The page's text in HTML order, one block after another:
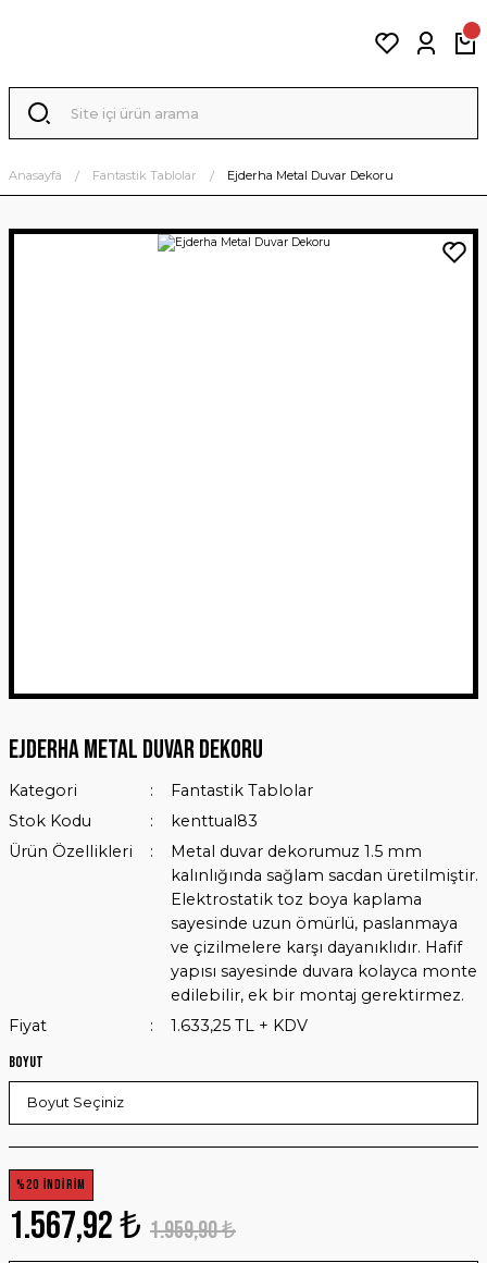
Anasayfa Fantastik Tablolar Ejderha Metal Duvar Dekoru
Ejderha Metal Duvar Dekoru
Kategori
Fantastik Tablolar
Stok Kodu
kenttual83
Ürün Özellikleri
Metal duvar dekorumuz 1.5 mm
kalınlığında sağlam sacdan üretilmiştir.
Elektrostatik toz boya kaplama
sayesinde uzun ömürlü, paslanmaya
ve çizilmelere karşı dayanıklıdır. Hafif
yapısı sayesinde duvara kolayca monte
edilebilir, ek bir montaj gerektirmez.
Fiyat
1.633,25 TL + KDV
Boyut
%20 İNDİRİM
1.567,92 ₺ 1.959,90 ₺